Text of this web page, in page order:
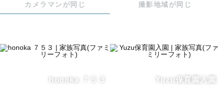
カメラマンが同じ 撮影地域が同じ
honoka ７５３ Yuzu保育園入園